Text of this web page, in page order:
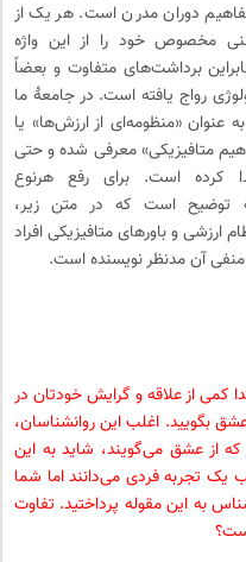
مفاهیم دوران مدرن است. هر یک از
مخصوص خود را از این واژه
برداشت‌های متفاوت و بعضاً
رواج یافته است. در جامعۀ ما
به عنوان «منظومه‌ای از ارزش‌ها» یا
متافیزیکی» معرفی شده و حتی
کرده است. برای رفع هرنوع
توضیح است که در متن زیر،
ارزشی و باورهای متافیزیکی افراد
منفی آن مدنظر نویسنده است.
کمی از علاقه و گرایش خودتان در
بگویید. اغلب این روانشناسان،
از عشق می‌گویند، شاید به این
یک تجربه فردی می‌دانند اما شما
به این مقوله پرداختید. تفاوت